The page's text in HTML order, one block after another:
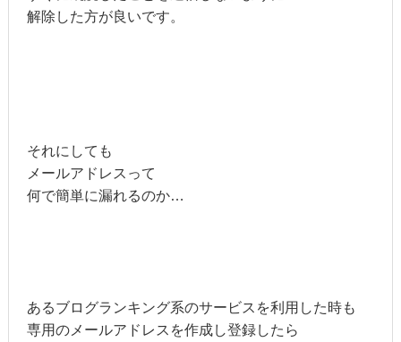
解除した方が良いです。
それにしても
メールアドレスって
何で簡単に漏れるのか…
あるブログランキング系のサービスを利用した時も
専用のメールアドレスを作成し登録したら